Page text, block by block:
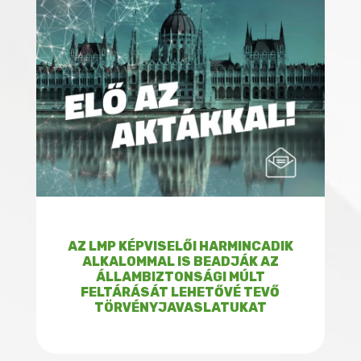
AZ LMP KÉPVISELŐI HARMINCADIK
ALKALOMMAL IS BEADJÁK AZ
ÁLLAMBIZTONSÁGI MÚLT
FELTÁRÁSÁT LEHETŐVÉ TEVŐ
TÖRVÉNYJAVASLATUKAT